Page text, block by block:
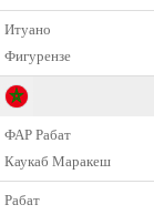
Итуано
Фигурензе
ФАР Рабат
Каукаб Маракеш
Рабат